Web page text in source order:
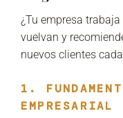
¿Tu empresa
vuelvan y
nuevos clientes
1.
EMPRESARIAL